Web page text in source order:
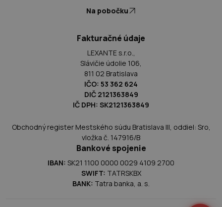
Na pobočku
Fakturačné údaje
LEXANTE s.r.o.,
Slávičie údolie 106,
811 02 Bratislava
IČO: 53 362 624
DIČ 2121363849
IČ DPH: SK2121363849
Obchodný register Mestského súdu Bratislava III, oddiel: Sro,
vložka č. 147916/B
Bankové spojenie
IBAN: SK21 1100 0000 0029 4109 2700
SWIFT: TATRSKBX
BANK: Tatra banka, a. s.